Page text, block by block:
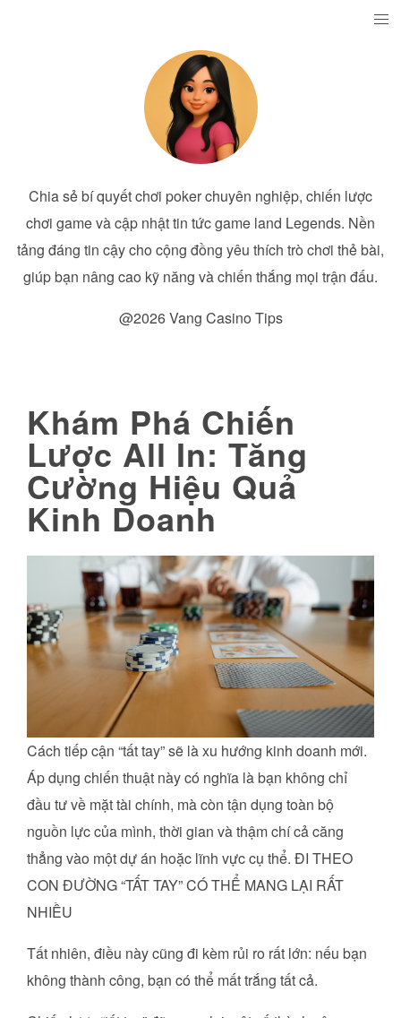
Chia sẻ bí quyết chơi poker chuyên nghiệp, chiến lược
chơi game và cập nhật tin tức game land Legends. Nền
tảng đáng tin cậy cho cộng đồng yêu thích trò chơi thẻ bài,
giúp bạn nâng cao kỹ năng và chiến thắng mọi trận đấu.
@2026 Vang Casino Tips
Khám Phá Chiến
Lược All In: Tăng
Cường Hiệu Quả
Kinh Doanh
Cách tiếp cận “tất tay” sẽ là xu hướng kinh doanh mới.
Áp dụng chiến thuật này có nghĩa là bạn không chỉ
đầu tư về mặt tài chính, mà còn tận dụng toàn bộ
nguồn lực của mình, thời gian và thậm chí cả căng
thẳng vào một dự án hoặc lĩnh vực cụ thể. ĐI THEO
CON ĐƯỜNG “TẤT TAY” CÓ THỂ MANG LẠI RẤT
NHIỀU
Tất nhiên, điều này cũng đi kèm rủi ro rất lớn: nếu bạn
không thành công, bạn có thể mất trắng tất cả.